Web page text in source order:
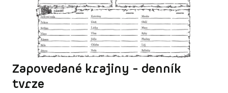
Zapovedané krajiny - denník
tvrze